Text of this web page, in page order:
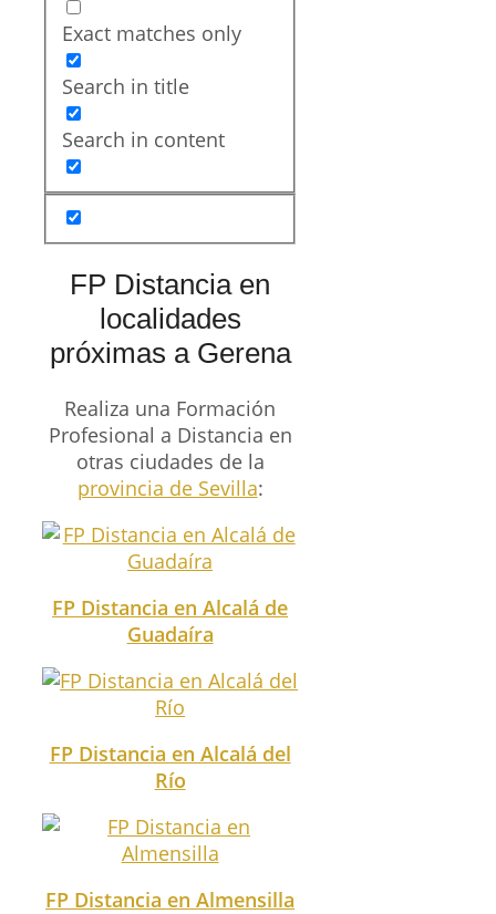
Exact matches only
Search in title
Search in content
FP Distancia en
localidades
próximas a Gerena
Realiza una Formación
Profesional a Distancia en
otras ciudades de la
provincia de Sevilla:
FP Distancia en Alcalá de
Guadaíra
FP Distancia en Alcalá del
Río
FP Distancia en Almensilla